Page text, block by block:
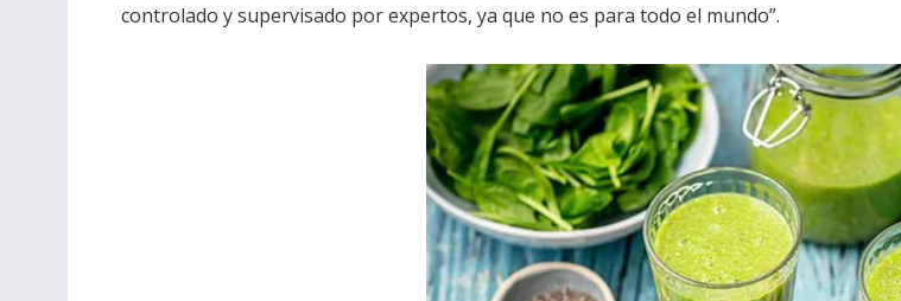
controlado y supervisado por expertos, ya que no es para todo el mundo”.